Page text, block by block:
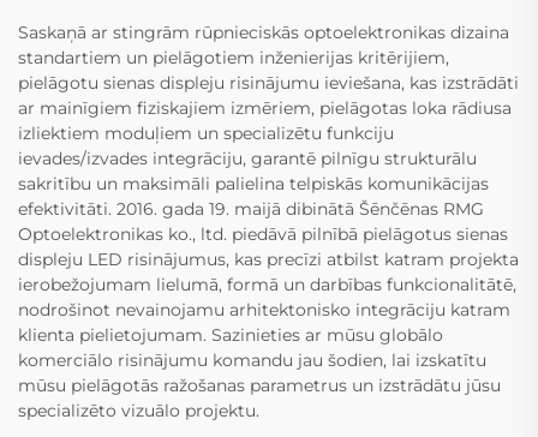
Saskaņā ar stingrām rūpnieciskās optoelektronikas dizaina
standartiem un pielāgotiem inženierijas kritērijiem,
pielāgotu sienas displeju risinājumu ieviešana, kas izstrādāti
ar mainīgiem fiziskajiem izmēriem, pielāgotas loka rādiusa
izliektiem moduļiem un specializētu funkciju
ievades/izvades integrāciju, garantē pilnīgu strukturālu
sakritību un maksimāli palielina telpiskās komunikācijas
efektivitāti. 2016. gada 19. maijā dibinātā Šēnčēnas RMG
Optoelektronikas ko., ltd. piedāvā pilnībā pielāgotus sienas
displeju LED risinājumus, kas precīzi atbilst katram projekta
ierobežojumam lielumā, formā un darbības funkcionalitātē,
nodrošinot nevainojamu arhitektonisko integrāciju katram
klienta pielietojumam. Sazinieties ar mūsu globālo
komerciālo risinājumu komandu jau šodien, lai izskatītu
mūsu pielāgotās ražošanas parametrus un izstrādātu jūsu
specializēto vizuālo projektu.